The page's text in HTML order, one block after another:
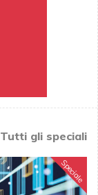
Tutti gli speciali
Speciale